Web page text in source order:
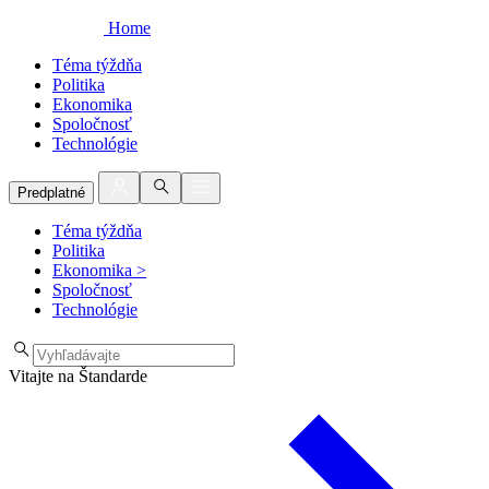
Home
Téma týždňa
Politika
Ekonomika
Spoločnosť
Technológie
Predplatné
Téma týždňa
Politika
Ekonomika >
Spoločnosť
Technológie
Vitajte na Štandarde